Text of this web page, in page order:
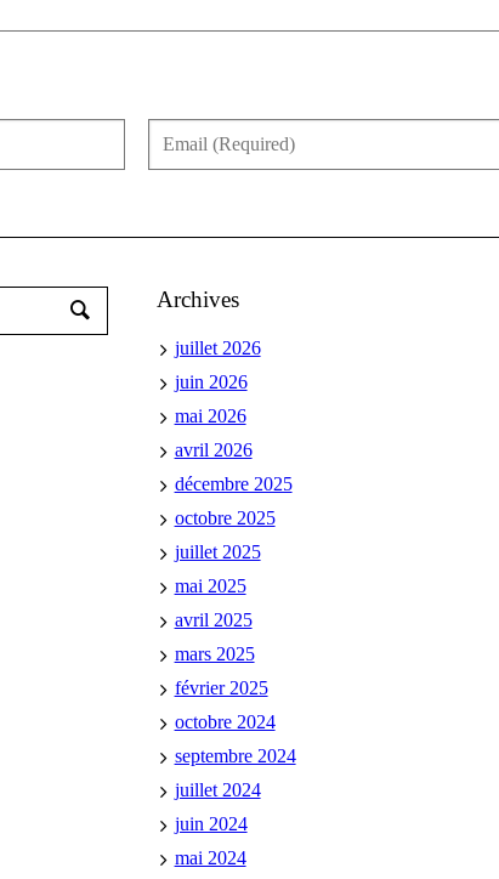
Archives
juillet 2026
juin 2026
mai 2026
avril 2026
décembre 2025
octobre 2025
juillet 2025
mai 2025
avril 2025
mars 2025
février 2025
octobre 2024
septembre 2024
juillet 2024
juin 2024
mai 2024